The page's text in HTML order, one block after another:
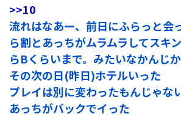
>>10
流れはなあー、前日にふらっと会
ら割とあっちがムラムラしてスキ
らBくらいまで。みたいなかんじ
その次の日(昨日)ホテルいった
プレイは別に変わったもんじゃな
あっちがバックでイった